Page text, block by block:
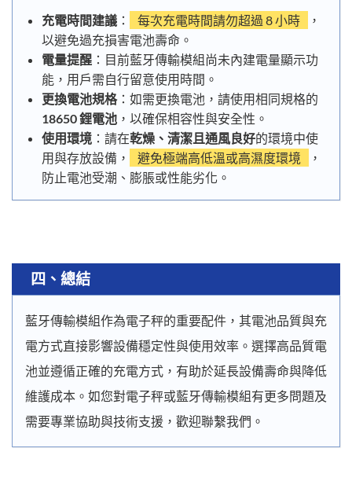
充電時間建議： 每次充電時間請勿超過 8 小時
，
以避免過充損害電池壽命。
電量提醒：目前藍牙傳輸模組尚未內建電量顯示功
能，用戶需自行留意使用時間。
更換電池規格：如需更換電池，請使用相同規格的
18650 鋰電池，以確保相容性與安全性。
使用環境：請在乾燥、清潔且通風良好的環境中使
用與存放設備，
避免極端高低溫或高濕度環境
，
防止電池受潮、膨脹或性能劣化。
四、 總結
藍牙傳輸模組作為電子秤的重要配件，其電池品質與充
電方式直接影響設備穩定性與使用效率。選擇高品質電
池並遵循正確的充電方式，有助於延長設備壽命與降低
維護成本。如您對電子秤或藍牙傳輸模組有更多問題及
需要專業協助與技術支援，歡迎聯繫我們。